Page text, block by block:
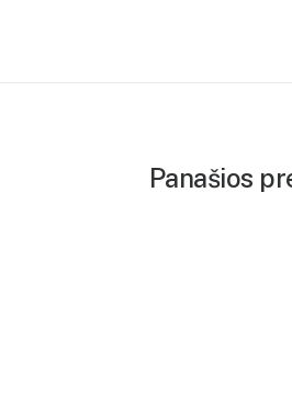
Panašios